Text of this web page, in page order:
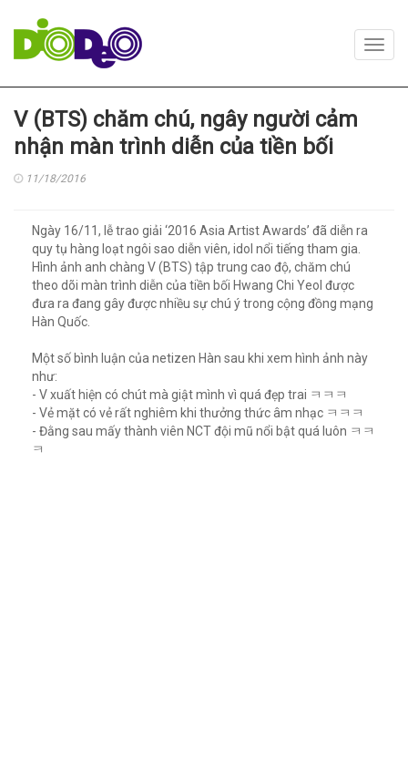
V (BTS) chăm chú, ngây người cảm
nhận màn trình diễn của tiền bối
11/18/2016
Ngày 16/11, lễ trao giải ‘2016 Asia Artist Awards’ đã diễn ra
quy tụ hàng loạt ngôi sao diễn viên, idol nổi tiếng tham gia.
Hình ảnh anh chàng V (BTS) tập trung cao độ, chăm chú
theo dõi màn trình diễn của tiền bối Hwang Chi Yeol được
đưa ra đang gây được nhiều sự chú ý trong cộng đồng mạng
Hàn Quốc.
Một số bình luận của netizen Hàn sau khi xem hình ảnh này
như:
- V xuất hiện có chút mà giật mình vì quá đẹp trai ㅋㅋㅋ
- Vẻ mặt có vẻ rất nghiêm khi thưởng thức âm nhạc ㅋㅋㅋ
- Đằng sau mấy thành viên NCT đội mũ nổi bật quá luôn ㅋㅋ
ㅋ